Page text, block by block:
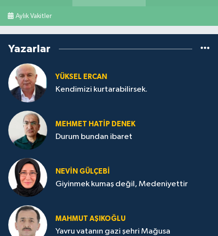
Aylık Vakitler
Yazarlar
YÜKSEL ERCAN
Kendimizi kurtarabilirsek.
MEHMET HATİP DENEK
Durum bundan ibaret
NEVİN GÜLÇEBİ
Giyinmek kumaş değil, Medeniyettir
MAHMUT AŞIKOĞLU
Yavru vatanın gazi şehri Mağusa